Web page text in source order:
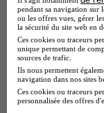
BTS Dietetique
BTS Mco en
BTS Pi en
BTS Sp3s en
Master CCA en
BTS Ndrc en
BTS Sam en
Cap Fleuriste
pendant sa navigation sur
ou les offres vues, gérer
la sécurité du site web en
Ces cookies ou traceurs
unique permettant de
sources de trafic.
Ils nous permettent
navigation dans nos sites
Ces cookies ou traceurs
personnalisée des offres